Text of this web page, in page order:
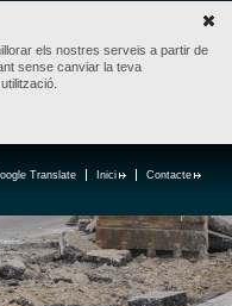
els nostres serveis a partir de
sense canviar la teva
Contacte
Inici
Translate